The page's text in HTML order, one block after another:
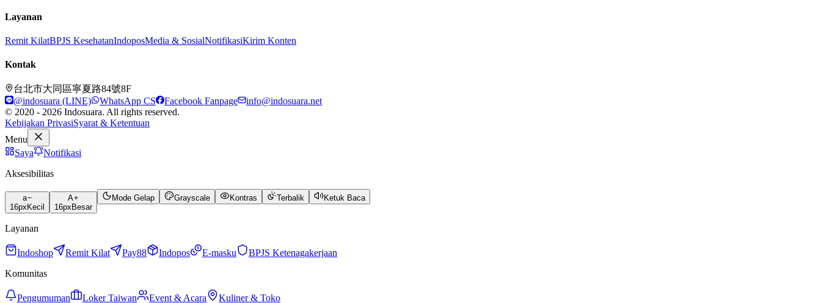
Layanan
Remit KilatBPJS KesehatanIndoposMedia & SosialNotifikasiKirim Konten
Kontak
台北市大同區寧夏路84號8F
@indosuara (LINE)
WhatsApp CS Facebook Fanpage
info@indosuara.net
© 2020 - 2026 Indosuara. All rights reserved.
Kebijakan PrivasiSyarat & Ketentuan
Menu
Saya
Notifikasi
Aksesibilitas
a
16px Kecil
A
16px Besar
Mode Gelap Grayscale Kontras Terbalik Ketuk Baca
Layanan
Indoshop Remit Kilat Pay88 Indopos E-masku
BPJS Ketenagakerjaan
Komunitas
Pengumuman Loker Taiwan Event & Acara Kuliner & Toko